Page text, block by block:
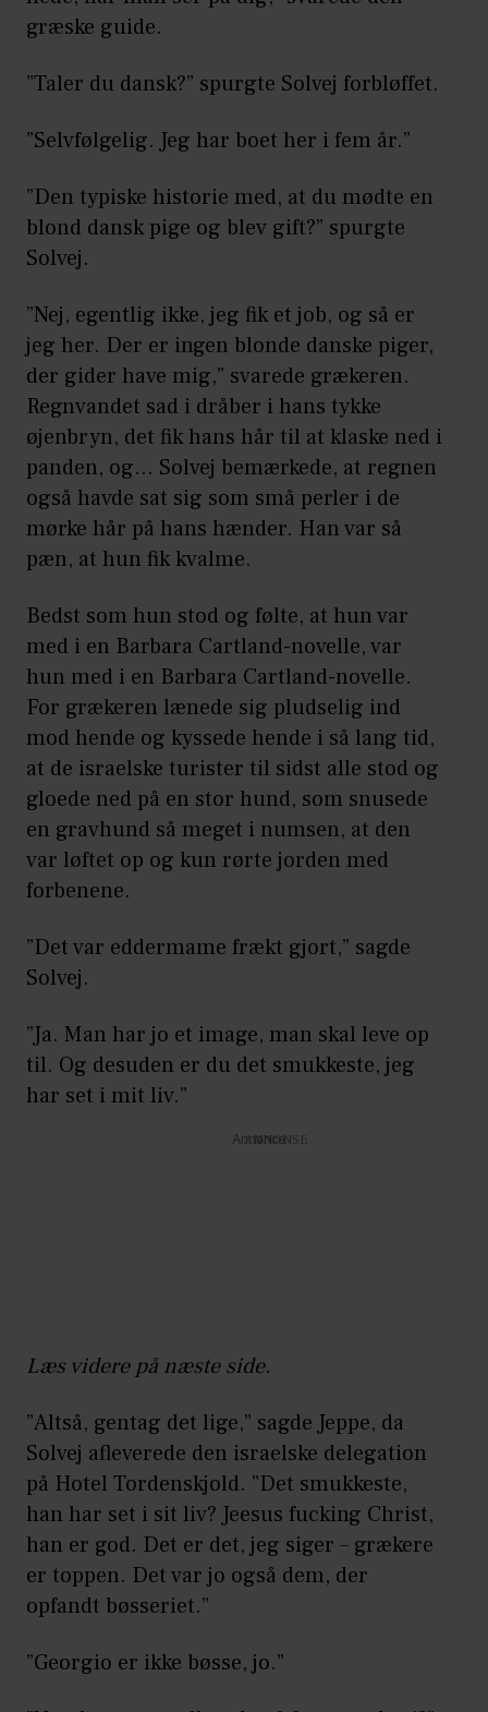
græske guide.
”Taler du dansk?” spurgte Solvej forbløffet.
”Selvfølgelig. Jeg har boet her i fem år.”
”Den typiske historie med, at du mødte en
blond dansk pige og blev gift?” spurgte
Solvej.
”Nej, egentlig ikke, jeg fik et job, og så er
jeg her. Der er ingen blonde danske piger,
der gider have mig,” svarede grækeren.
Regnvandet sad i dråber i hans tykke
øjenbryn, det fik hans hår til at klaske ned i
panden, og… Solvej bemærkede, at regnen
også havde sat sig som små perler i de
mørke hår på hans hænder. Han var så
pæn, at hun fik kvalme.
Bedst som hun stod og følte, at hun var
med i en Barbara Cartland-novelle, var
hun med i en Barbara Cartland-novelle.
For grækeren lænede sig pludselig ind
mod hende og kyssede hende i så lang tid,
at de israelske turister til sidst alle stod og
gloede ned på en stor hund, som snusede
en gravhund så meget i numsen, at den
var løftet op og kun rørte jorden med
forbenene.
”Det var eddermame frækt gjort,” sagde
Solvej.
”Ja. Man har jo et image, man skal leve op
til. Og desuden er du det smukkeste, jeg
har set i mit liv.”
Annonce
Læs videre på næste side.
”Altså, gentag det lige,” sagde Jeppe, da
Solvej afleverede den israelske delegation
på Hotel Tordenskjold. ”Det smukkeste,
han har set i sit liv? Jeesus fucking Christ,
han er god. Det er det, jeg siger – grækere
er toppen. Det var jo også dem, der
opfandt bøsseriet.”
”Georgio er ikke bøsse, jo.”